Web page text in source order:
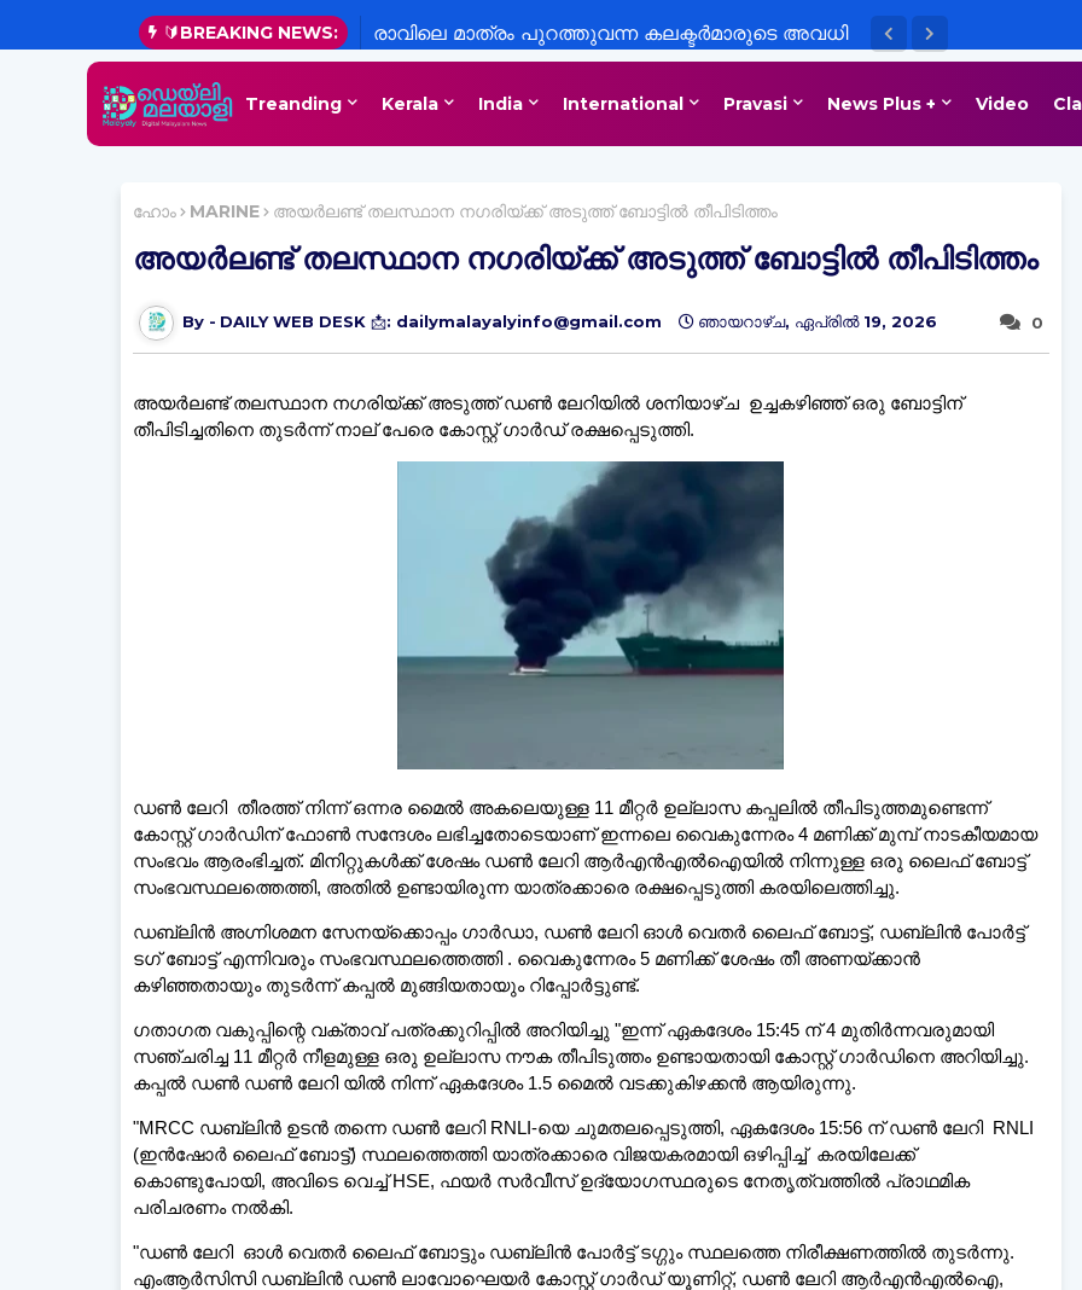
🔰BREAKING NEWS:
രാവിലെ മാത്രം പുറത്തുവന്ന കലക്ടർമാരുടെ അവധി
പ്രഖ്യാപനം വിദ്യാർഥികളെയും രക്ഷിതാക്കളെയും
വലയ്ക്കുന്നതായി ആരോപണം
Treanding Kerala India International Pravasi News Plus + Video
ഹോം MARINE അയര്‍ലണ്ട് തലസ്ഥാന നഗരിയ്ക്ക് അടുത്ത് ബോട്ടില്‍ തീപിടിത്തം
അയര്‍ലണ്ട് തലസ്ഥാന നഗരിയ്ക്ക് അടുത്ത് ബോട്ടില്‍ തീപിടിത്തം
0
DAILY WEB DESK 📩: dailymalayalyinfo@gmail.com ഞായറാഴ്‌ച, ഏപ്രിൽ 19, 2026
അയര്‍ലണ്ട് തലസ്ഥാന നഗരിയ്ക്ക് അടുത്ത് ഡൺ ലേറിയില്‍ ശനിയാഴ്ച ഉച്ചകഴിഞ്ഞ് ഒരു ബോട്ടിന്
തീപിടിച്ചതിനെ തുടർന്ന് നാല് പേരെ കോസ്റ്റ് ഗാർഡ് രക്ഷപ്പെടുത്തി.
ഡൺ ലേറി തീരത്ത് നിന്ന് ഒന്നര മൈൽ അകലെയുള്ള 11 മീറ്റർ ഉല്ലാസ കപ്പലിൽ തീപിടുത്തമുണ്ടെന്ന്
കോസ്റ്റ് ഗാർഡിന് ഫോൺ സന്ദേശം ലഭിച്ചതോടെയാണ് ഇന്നലെ വൈകുന്നേരം 4 മണിക്ക് മുമ്പ് നാടകീയമായ
സംഭവം ആരംഭിച്ചത്. മിനിറ്റുകൾക്ക് ശേഷം ഡൺ ലേറി ആർ‌എൻ‌എൽ‌ഐയിൽ നിന്നുള്ള ഒരു ലൈഫ് ബോട്ട്
സംഭവസ്ഥലത്തെത്തി, അതിൽ ഉണ്ടായിരുന്ന യാത്രക്കാരെ രക്ഷപ്പെടുത്തി കരയിലെത്തിച്ചു.
ഡബ്ലിൻ അഗ്നിശമന സേനയ്‌ക്കൊപ്പം ഗാർഡാ, ഡൺ ലേറി ഓൾ വെതർ ലൈഫ് ബോട്ട്, ഡബ്ലിൻ പോർട്ട്
ടഗ് ബോട്ട് എന്നിവരും സംഭവസ്ഥലത്തെത്തി . വൈകുന്നേരം 5 മണിക്ക് ശേഷം തീ അണയ്ക്കാൻ
കഴിഞ്ഞതായും തുടർന്ന് കപ്പൽ മുങ്ങിയതായും റിപ്പോർട്ടുണ്ട്.
ഗതാഗത വകുപ്പിന്റെ വക്താവ് പത്രക്കുറിപ്പില്‍ അറിയിച്ചു "ഇന്ന് ഏകദേശം 15:45 ന് 4 മുതിർന്നവരുമായി
സഞ്ചരിച്ച 11 മീറ്റർ നീളമുള്ള ഒരു ഉല്ലാസ നൗക തീപിടുത്തം ഉണ്ടായതായി കോസ്റ്റ് ഗാർഡിനെ അറിയിച്ചു.
കപ്പൽ ഡൺ ഡൺ ലേറി യിൽ നിന്ന് ഏകദേശം 1.5 മൈൽ വടക്കുകിഴക്കൻ ആയിരുന്നു.
"MRCC ഡബ്ലിൻ ഉടൻ തന്നെ ഡൺ ലേറി RNLI-യെ ചുമതലപ്പെടുത്തി, ഏകദേശം 15:56 ന് ഡൺ ലേറി RNLI
(ഇൻഷോർ ലൈഫ് ബോട്ട്) സ്ഥലത്തെത്തി യാത്രക്കാരെ വിജയകരമായി ഒഴിപ്പിച്ച് കരയിലേക്ക്
കൊണ്ടുപോയി, അവിടെ വെച്ച് HSE, ഫയർ സർവീസ് ഉദ്യോഗസ്ഥരുടെ നേതൃത്വത്തില്‍ പ്രാഥമിക
പരിചരണം നല്‍കി.
"ഡൺ ലേറി ഓൾ വെതർ ലൈഫ് ബോട്ടും ഡബ്ലിൻ പോർട്ട് ടഗ്ഗും സ്ഥലത്തെ നിരീക്ഷണത്തിൽ തുടർന്നു.
എംആർസിസി ഡബ്ലിൻ ഡൺ ലാവോഘെയർ കോസ്റ്റ് ഗാർഡ് യൂണിറ്റ്, ഡൺ ലേറി ആർഎൻഎൽഐ,
ഡെയ്‌ലി മലയാളി ന്യൂസ്, www.dailymalayaly.com